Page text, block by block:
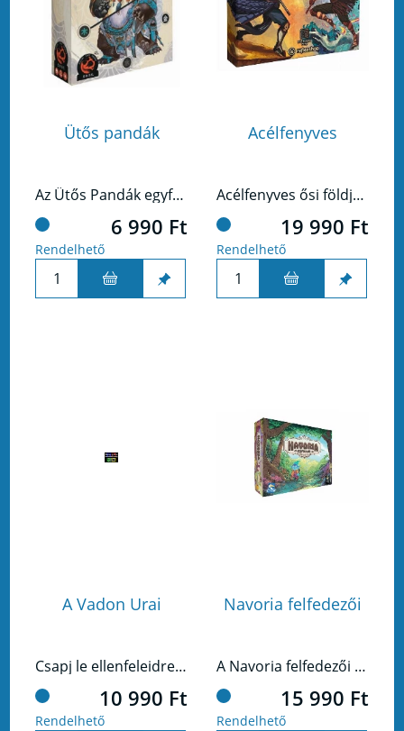
Ütős pandák
Az Ütős Pandák egyfajta ütés-vivős kártyajáték, amit egy pakli különleges kártyával játszunk, agyafúrt, keleti szabályok szerint.
6 990 Ft
Rendelhető
Acélfenyves
Acélfenyves ősi földjét, egy soha véget nem érő háború szaggatja. A rideg fémbe öltözött Acélkérgűek és a fák minden titkát ismerő Fenyvesjárók ugyanazt akarják: a hegyek mélyén rejtőző, mindennél erősebb kristályokat. A két esküdt ellenség nem hátrál meg, de nem is tud diadalt aratni.Te kinek az oldalán állsz?
19 990 Ft
Rendelhető
A Vadon Urai
Csapj le ellenfeleidre elementáris erővel!
10 990 Ft
Rendelhető
Navoria felfedezői
A Navoria felfedezői egy könnyed és színpompás családi társasjáték, melyben akciókorongok lehelyezésével, kártyák és erőforrások gyűjtögetésével szerezhetünk pontokat és fedezhetünk fel varázslatos földeket!
15 990 Ft
Rendelhető